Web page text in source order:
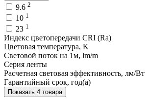
9.6 2
10 1
23 1
Индекс цветопередачи CRI (Ra)
Цветовая температура, K
Световой поток на 1м, lm/m
Серия ленты
Расчетная световая эффективность, лм/Вт
Гарантийный срок, год(а)
Показать 4 товара